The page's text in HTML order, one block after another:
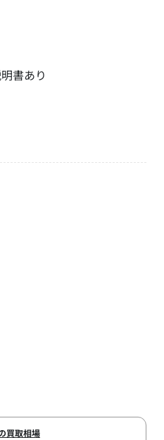
書あり
買取相場